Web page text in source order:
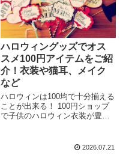
ハロウィングッズでオス
スメ100円アイテムをご紹
介！衣装や猫耳、メイク
など
ハロウィンは100均で十分揃える
ことが出来る！ 100円ショップ
で子供のハロウィン衣装が豊富
るのでとても役に立ちました。
2026.07.21